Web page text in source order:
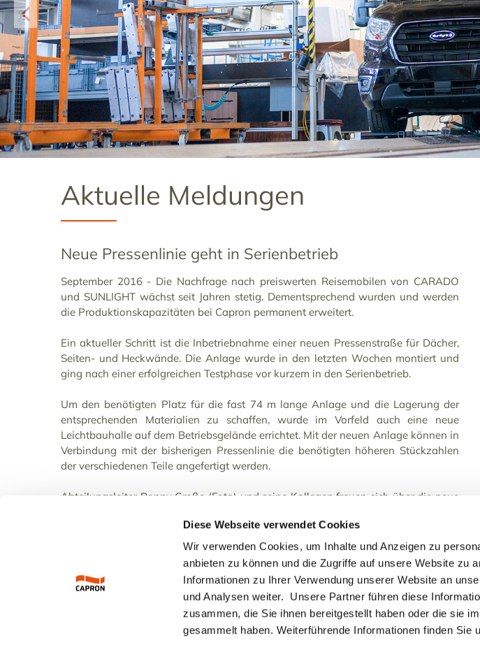
Diese Webseite verwendet Cookies
Wir verwenden Cookies, um Inhalte und Anzeigen zu
anbieten zu können und die Zugriffe auf unsere Website zu
Informationen zu Ihrer Verwendung unserer Website an
und Analysen weiter. Unsere Partner führen diese
zusammen, die Sie ihnen bereitgestellt haben oder die sie
gesammelt haben. Weiterführende Informationen finden Sie
Aktuelle Meldungen
Neue Pressenlinie geht in Serienbetrieb
September 2016 - Die Nachfrage nach preiswerten Reisemobilen von CARADO
und SUNLIGHT wächst seit Jahren stetig. Dementsprechend wurden und werden
die Produktionskapazitäten bei Capron permanent erweitert.
Ein aktueller Schritt ist die Inbetriebnahme einer neuen Pressenstraße für Dächer,
Seiten- und Heckwände. Die Anlage wurde in den letzten Wochen montiert und
ging nach einer erfolgreichen Testphase vor kurzem in den Serienbetrieb.
Um den benötigten Platz für die fast 74 m lange Anlage und die Lagerung der
entsprechenden Materialien zu schaffen, wurde im Vorfeld auch eine neue
Leichtbauhalle auf dem Betriebsgelände errichtet. Mit der neuen Anlage können in
Verbindung mit der bisherigen Pressenlinie die benötigten höheren Stückzahlen
der verschiedenen Teile angefertigt werden.
Abteilungsleiter Ronny Große (Foto) und seine Kollegen freuen sich über die neue
ZURÜCK
"Ausbildungsbetrieb
25/26" der IHK